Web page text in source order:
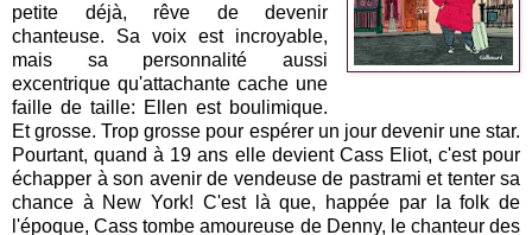
petite déjà, rêve de devenir
chanteuse. Sa voix est incroyable,
mais sa personnalité aussi
excentrique qu'attachante cache une
faille de taille: Ellen est boulimique.
Et grosse. Trop grosse pour espérer un jour devenir une star.
Pourtant, quand à 19 ans elle devient Cass Eliot, c'est pour
échapper à son avenir de vendeuse de pastrami et tenter sa
chance à New York! C'est là que, happée par la folk de
l'époque, Cass tombe amoureuse de Denny, le chanteur des